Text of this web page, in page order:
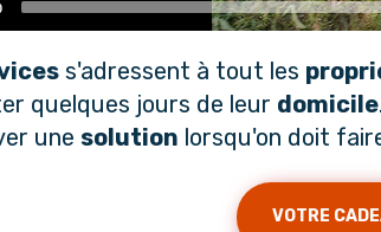
s'adressent à tout les
quelques jours de leur domicile
une solution lorsqu'on doit
VOTRE